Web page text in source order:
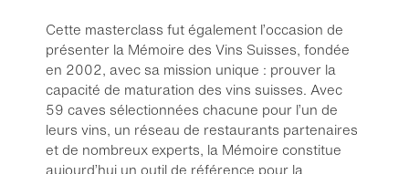
Cette masterclass fut également l’occasion de
présenter la Mémoire des Vins Suisses, fondée
en 2002, avec sa mission unique : prouver la
capacité de maturation des vins suisses. Avec
59 caves sélectionnées chacune pour l’un de
leurs vins, un réseau de restaurants partenaires
et de nombreux experts, la Mémoire constitue
aujourd’hui un outil de référence pour la